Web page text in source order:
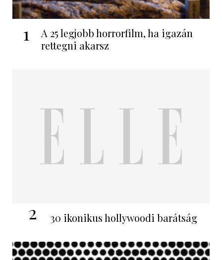
1
A 25 legjobb horrorfilm, ha igazán
rettegni akarsz
2 30 ikonikus hollywoodi barátság